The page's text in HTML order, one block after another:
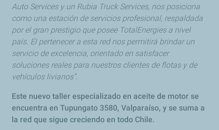
Auto Services y un Rubia Truck Services, nos posiciona
como una estación de servicios profesional, respaldada
por el gran prestigio que posee TotalEnergies a nivel
país. El pertenecer a esta red nos permitirá brindar un
servicio de excelencia, orientado en satisfacer
soluciones reales para nuestros clientes de flotas y de
vehículos livianos”.
Este nuevo taller especializado en aceite de motor se
encuentra en Tupungato 3580, Valparaíso, y se suma a
la red que sigue creciendo en todo Chile.